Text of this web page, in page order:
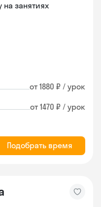
занятиях
от 1880 ₽ / урок
от 1470 ₽ / урок
Подобрать время